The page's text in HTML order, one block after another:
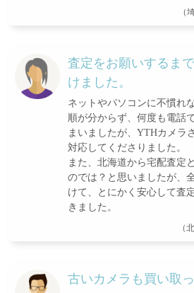
（
査定をお願いするま
けました。
ネットやパソコンに不慣れ
順が分からず、何度も電話
まいましたが、YTHカメラ
対応してくださりました。
また、北海道から宅配査定
のでは？と思いましたが、
けて、とにかく安心して査
きました。
（
古いカメラも買い取